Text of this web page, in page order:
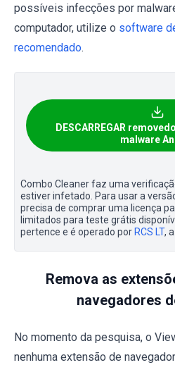
possíveis infecções por
computador, utilize o software
recomendado.
DESCARREGAR
malware
Combo Cleaner faz uma
estiver infetado. Para usar a
precisa de comprar uma licença
limitados para teste grátis
pertence e é operado por RCS LT,
Remova as
navegadores
No momento da pesquisa, o
nenhuma extensão de